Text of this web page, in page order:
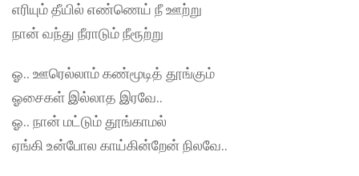
எரியும் தீயில் எண்ணெய் நீ ஊற்று
நான் வந்து நீராடும் நீரூற்று
ஓ.. ஊரெல்லாம் கண்மூடித் தூங்கும்
ஓசைகள் இல்லாத இரவே..
ஓ.. நான் மட்டும் தூங்காமல்
ஏங்கி உன்போல காய்கின்றேன் நிலவே..